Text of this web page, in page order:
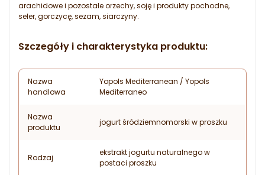
arachidowe i pozostałe orzechy, soję i produkty pochodne,
seler, gorczycę, sezam, siarczyny.
Szczegóły i charakterystyka produktu:
Nazwa
handlowa
Yopols Mediterranean / Yopols
Mediterraneo
Nazwa
produktu
jogurt śródziemnomorski w proszku
Rodzaj
ekstrakt jogurtu naturalnego w
postaci proszku